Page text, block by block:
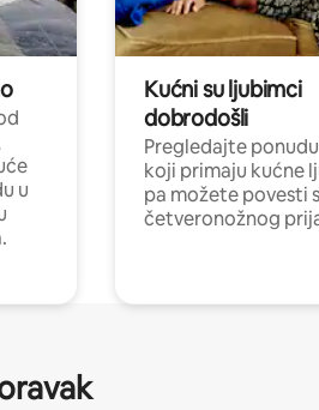
u
Kućni su ljubimci
dobrodošli
Pregledajte
koji primaju kućne
pa možete povesti
četveronožnog